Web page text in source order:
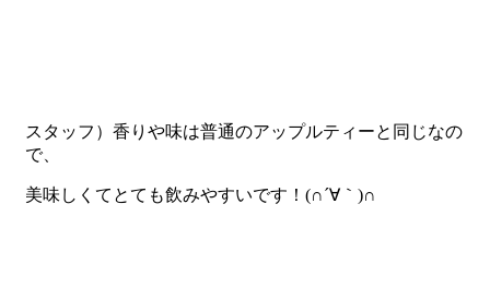
スタッフ）香りや味は普通のアップルティーと同じなの
で、
美味しくてとても飲みやすいです！(∩´∀｀)∩